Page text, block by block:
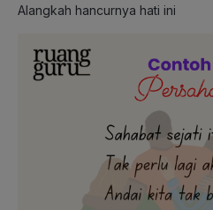
Alangkah hancurnya hati ini